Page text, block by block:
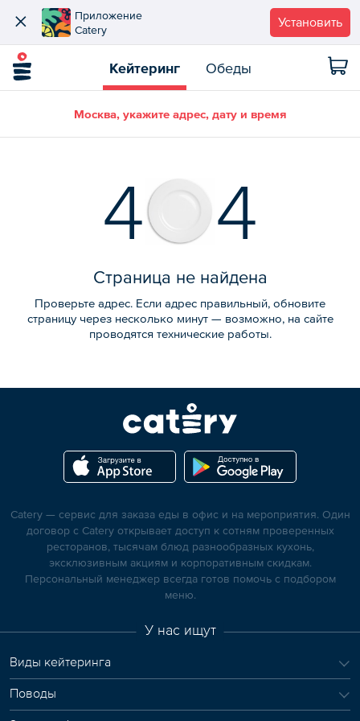
Приложение
Catery
Установить
Кейтеринг Обеды
Москва, укажите адрес, дату и время
4 4
Страница не найдена
Проверьте адрес. Если адрес правильный, обновите
страницу через несколько минут — возможно, на сайте
проводятся технические работы.
Catery — сервис для заказа еды в офис и на мероприятия. Один
договор с Catery открывает доступ к сотням проверенных
ресторанов, тысячам блюд разнообразных кухонь,
эксклюзивным акциям и корпоративным скидкам.
Персональный менеджер всегда готов помочь с подбором
меню.
У нас ищут
Виды кейтеринга
Поводы